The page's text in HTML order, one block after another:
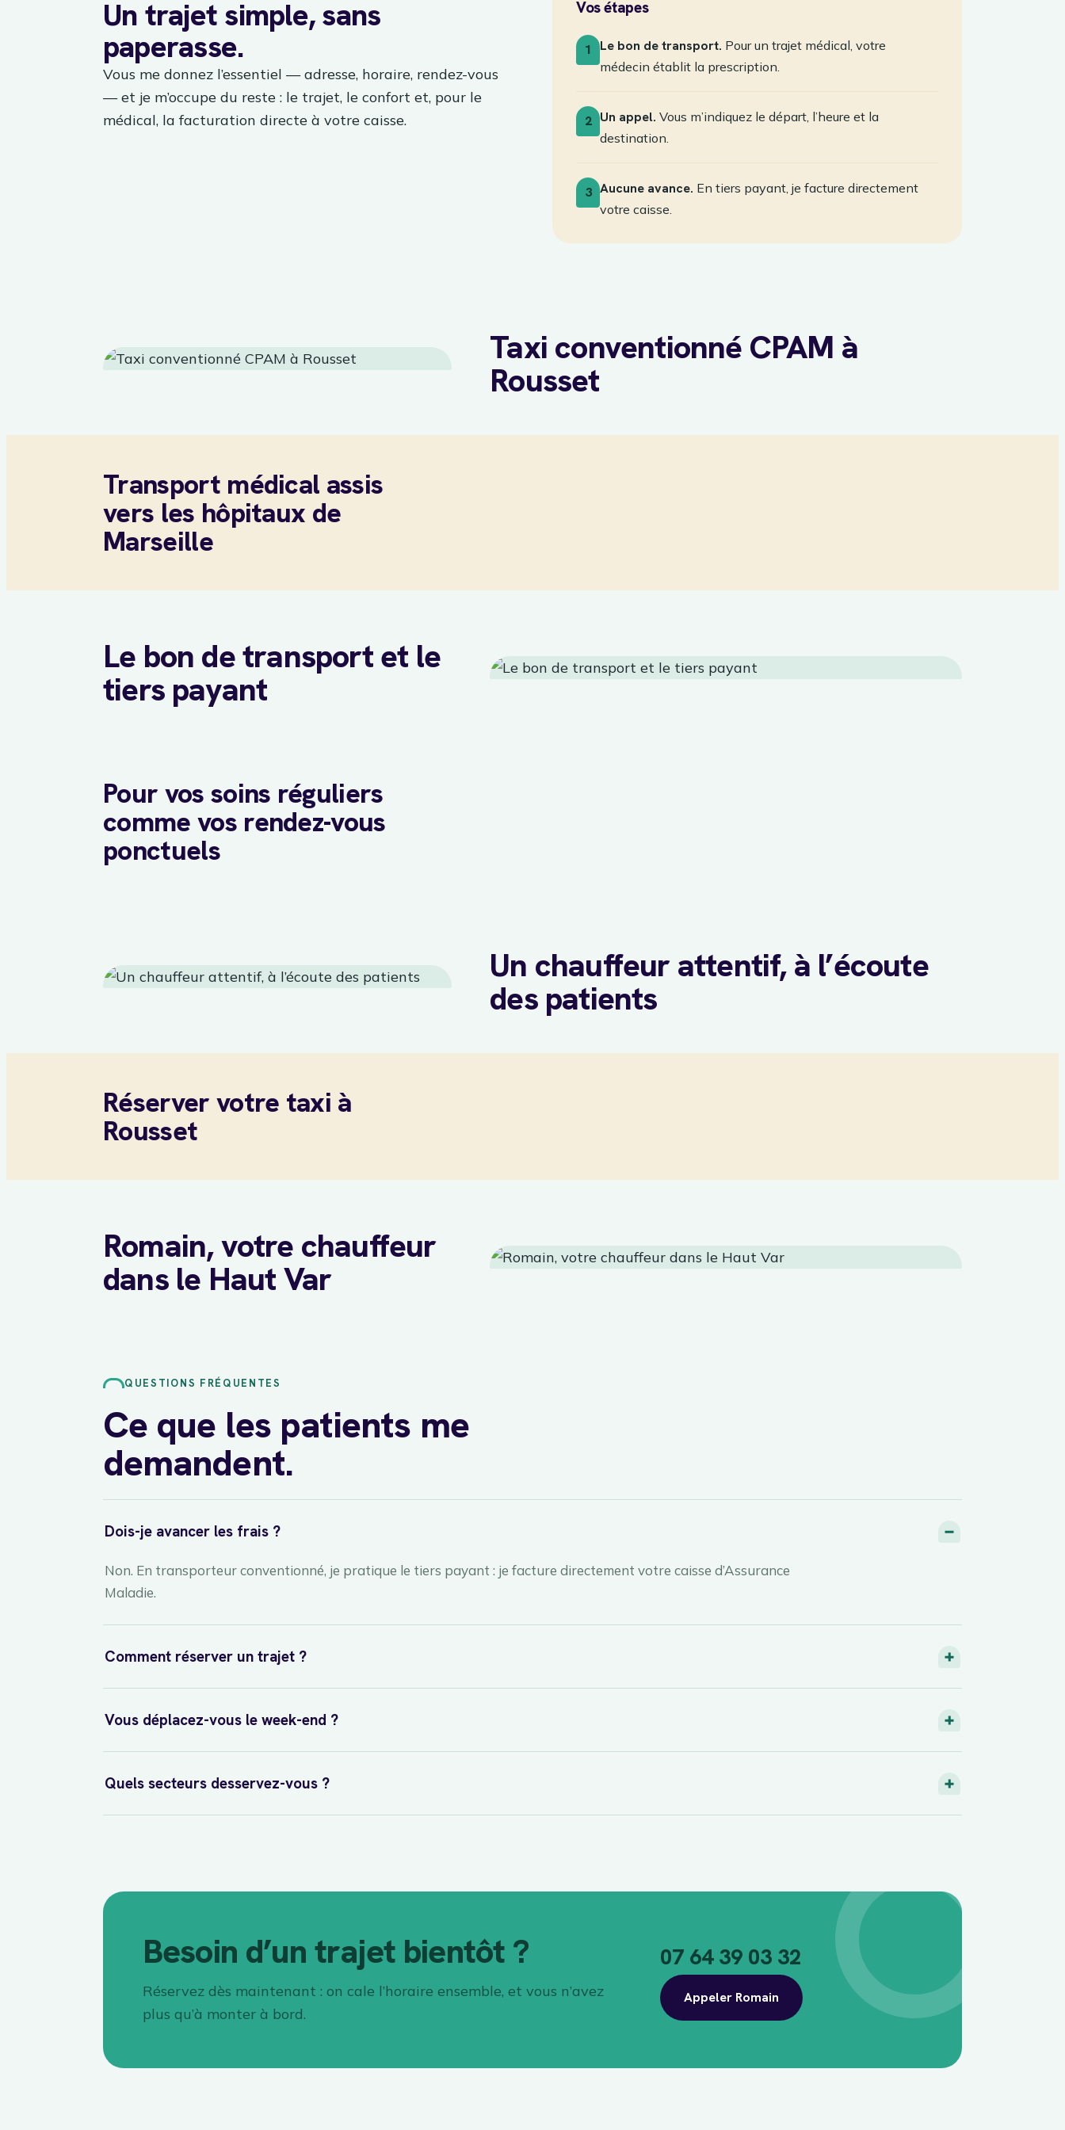
Un trajet simple, sans
paperasse.
Vous me donnez l’essentiel — adresse, horaire, rendez-vous
— et je m’occupe du reste : le trajet, le confort et, pour le
médical, la facturation directe à votre caisse.
Vos étapes
1 Le bon de transport. Pour un trajet médical, votre
médecin établit la prescription.
2 Un appel. Vous m’indiquez le départ, l’heure et la
destination.
3 Aucune avance. En tiers payant, je facture directement
votre caisse.
Taxi conventionné CPAM à
Rousset
Transport médical assis
vers les hôpitaux de
Marseille
Le bon de transport et le
tiers payant
Pour vos soins réguliers
comme vos rendez-vous
ponctuels
Un chauffeur attentif, à l’écoute
des patients
Réserver votre taxi à
Rousset
Romain, votre chauffeur
dans le Haut Var
QUESTIONS FRÉQUENTES
Ce que les patients me
demandent.
Dois-je avancer les frais ?
Non. En transporteur conventionné, je pratique le tiers payant : je facture directement votre caisse d’Assurance
Maladie.
Comment réserver un trajet ?
Vous déplacez-vous le week-end ?
Quels secteurs desservez-vous ?
Besoin d’un trajet bientôt ?
Réservez dès maintenant : on cale l’horaire ensemble, et vous n’avez
plus qu’à monter à bord.
07 64 39 03 32
Appeler Romain